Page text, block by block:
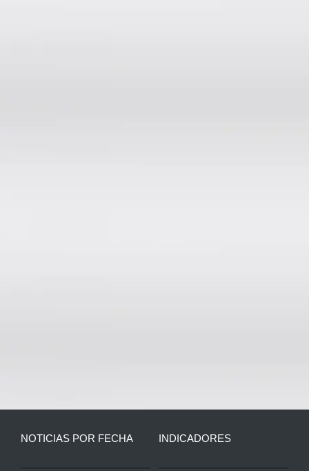
NOTICIAS POR FECHA INDICADORES